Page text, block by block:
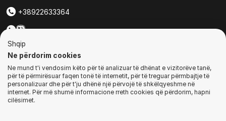
+38922633364
Për kërkesa të ofertave:
b2b@zirafa50.mk
Jadranska Magistrala No. 86, Skopje, North Macedonia
Shqip
Ne përdorim cookies
Ne mund t'i vendosim këto për të analizuar të dhënat e vizitorëve tanë,
për të përmirësuar faqen tonë të internetit, për të treguar përmbajtje të
personalizuar dhe për t'ju dhënë një përvojë të shkëlqyeshme në
internet. Për më shumë informacione rreth cookies që përdorim, hapni
cilësimet.